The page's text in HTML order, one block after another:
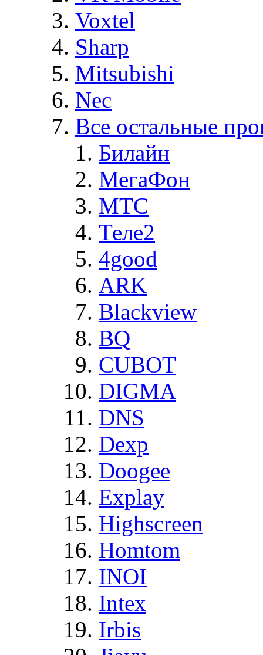
Voxtel
Sharp
Mitsubishi
Nec
Все остальные
Билайн
МегаФон
MTC
Теле2
4good
ARK
Blackview
BQ
CUBOT
DIGMA
DNS
Dexp
Doogee
Explay
Highscreen
Homtom
INOI
Intex
Irbis